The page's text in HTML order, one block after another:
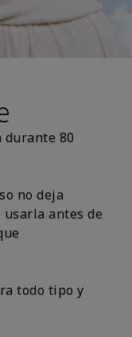
durante 80
no deja
usarla antes de
todo tipo y